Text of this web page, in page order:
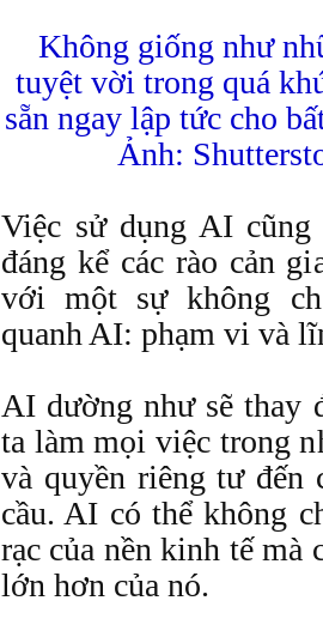
Không giống như
tuyệt vời trong quá
sẵn ngay lập tức cho
Ảnh:
Việc sử dụng AI
đáng kể các rào cản
với một sự không
quanh AI: phạm vi và
AI dường như sẽ thay
ta làm mọi việc trong
và quyền riêng tư đến
cầu. AI có thể không
rạc của nền kinh tế mà
lớn hơn của nó.